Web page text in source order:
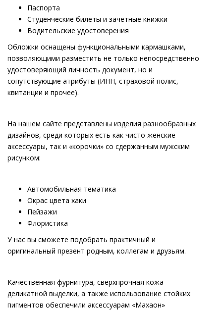
Паспорта
Студенческие билеты и зачетные книжки
Водительские удостоверения
Обложки оснащены функциональными кармашками,
позволяющими разместить не только непосредственно
удостоверяющий личность документ, но и
сопутствующие атрибуты (ИНН, страховой полис,
квитанции и прочее).
На нашем сайте представлены изделия разнообразных
дизайнов, среди которых есть как чисто женские
аксессуары, так и «корочки» со сдержанным мужским
рисунком:
Автомобильная тематика
Окрас цвета хаки
Пейзажи
Флористика
У нас вы сможете подобрать практичный и
оригинальный презент родным, коллегам и друзьям.
Качественная фурнитура, сверхпрочная кожа
деликатной выделки, а также использование стойких
пигментов обеспечили аксессуарам «Махаон»